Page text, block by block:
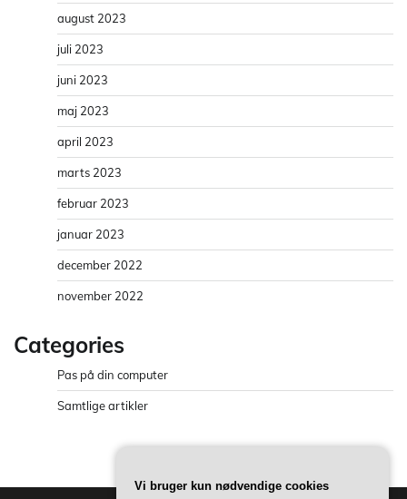
august 2023
juli 2023
juni 2023
maj 2023
april 2023
marts 2023
februar 2023
januar 2023
december 2022
november 2022
Categories
Pas på din computer
Samtlige artikler
Vi bruger kun nødvendige cookies